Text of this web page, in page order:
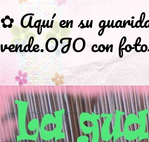
✿ Aquí en su
vende.OJO con